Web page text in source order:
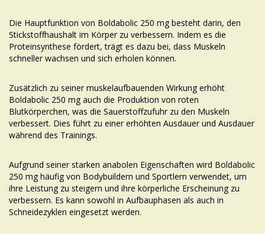
Die Hauptfunktion von Boldabolic 250 mg besteht darin, den
Stickstoffhaushalt im Körper zu verbessern. Indem es die
Proteinsynthese fördert, trägt es dazu bei, dass Muskeln
schneller wachsen und sich erholen können.
Zusätzlich zu seiner muskelaufbauenden Wirkung erhöht
Boldabolic 250 mg auch die Produktion von roten
Blutkörperchen, was die Sauerstoffzufuhr zu den Muskeln
verbessert. Dies führt zu einer erhöhten Ausdauer und Ausdauer
während des Trainings.
Aufgrund seiner starken anabolen Eigenschaften wird Boldabolic
250 mg häufig von Bodybuildern und Sportlern verwendet, um
ihre Leistung zu steigern und ihre körperliche Erscheinung zu
verbessern. Es kann sowohl in Aufbauphasen als auch in
Schneidezyklen eingesetzt werden.